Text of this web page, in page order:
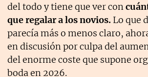
del todo y tiene que ver con
que regalar a los novios. Lo que
parecía más o menos claro,
en discusión por culpa del
del enorme coste que supone
boda en 2026.